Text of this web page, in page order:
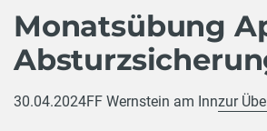
Monatsübung
30.04.2024FF Wernstein am Innzur